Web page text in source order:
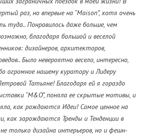
раз, но впервые на “Maison”, хотя очень
туда.. Понравилось даже больше, чем
благодаря большой и веселой
дизайнеров, архитекторов,
Было невероятно весело, интересно,
огромное нашему куратору и Лидеру
Татьяне! Благодаря ей я гораздо
“M&O”, поняла ее скрытые мотивы, и
как рождаются Идеи! Самое ценное на
как зарождаются Тренды и Тенденции в
только дизайна интерьеров, но и фешн-